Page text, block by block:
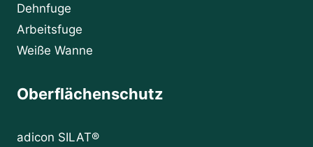
Dehnfuge
Arbeitsfuge
Weiße Wanne
Oberflächenschutz
adicon SILAT®